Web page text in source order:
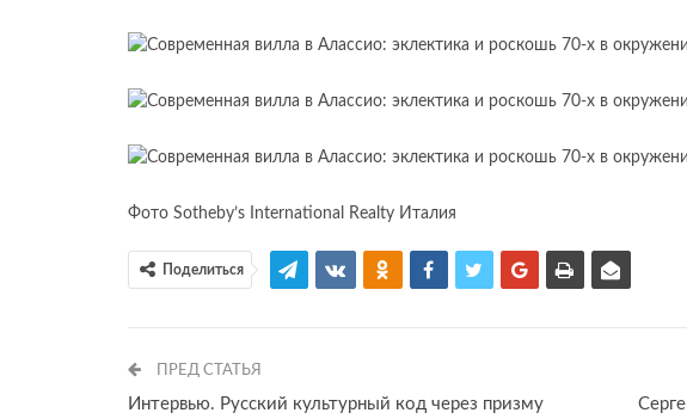
Фото Sotheby’s International Realty Италия
Поделиться
ПРЕД СТАТЬЯ
Интервью. Русский культурный код через призму